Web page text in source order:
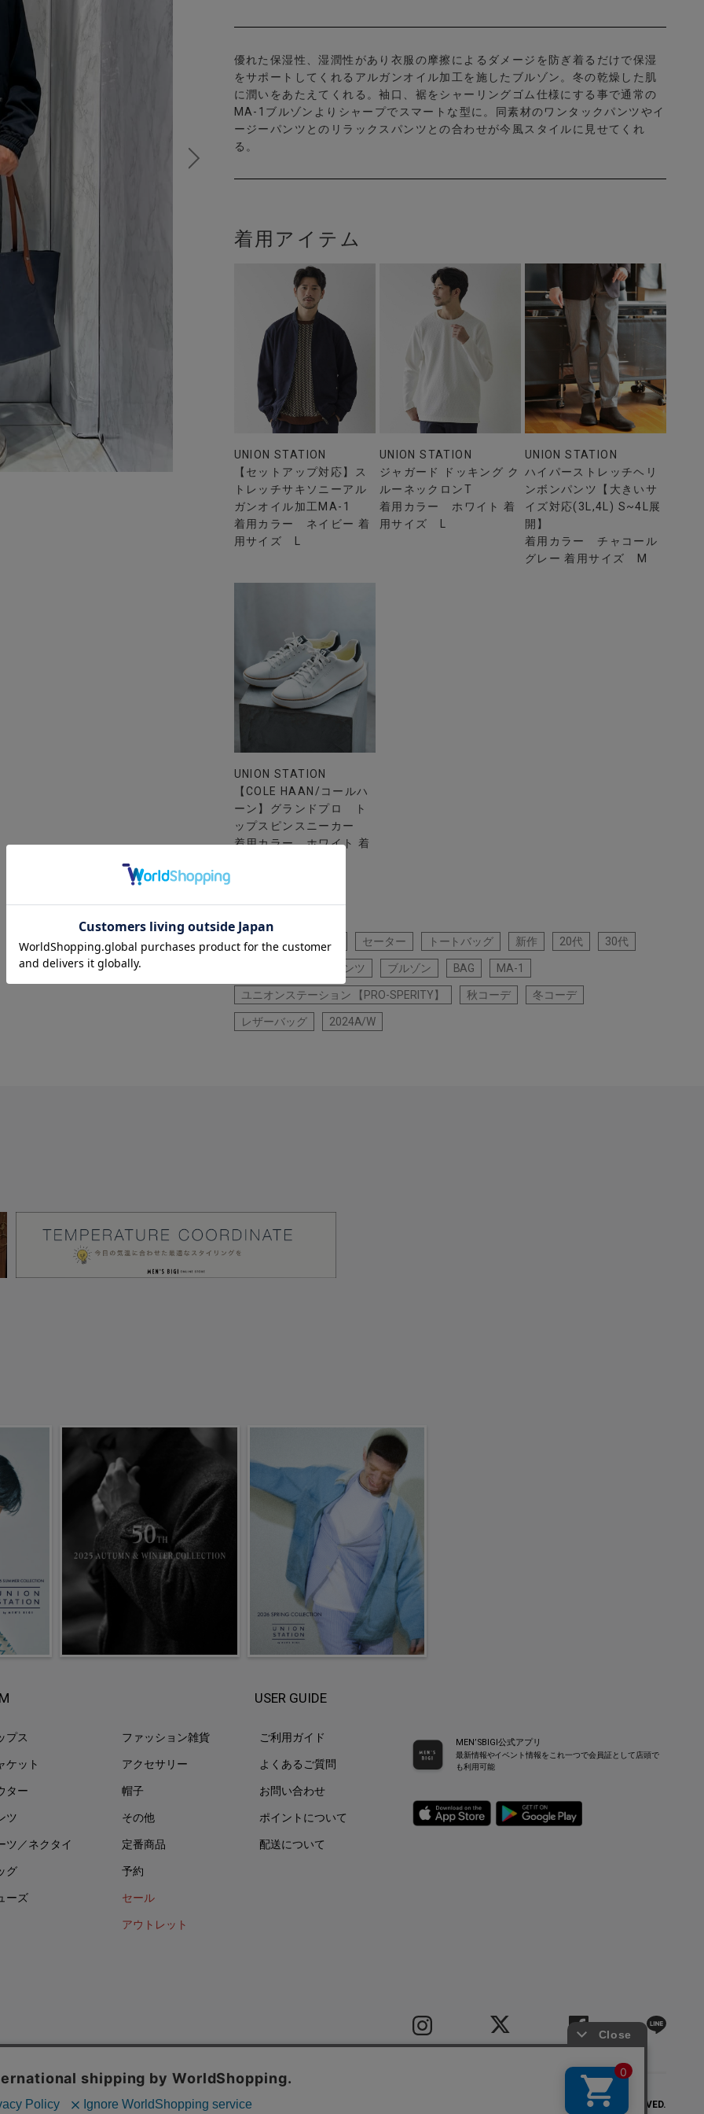
優れた保湿性、湿潤性があり衣服の摩擦によるダメージを防ぎ着るだけで保湿
をサポートしてくれるアルガンオイル加工を施したブルゾン。冬の乾燥した肌
に潤いをあたえてくれる。袖口、裾をシャーリングゴム仕様にする事で通常の
MA-1ブルゾンよりシャープでスマートな型に。同素材のワンタックパンツやイ
ージーパンツとのリラックスパンツとの合わせが今風スタイルに見せてくれ
る。
着用アイテム
UNION STATION
【セットアップ対応】ス
トレッチサキソニーアル
ガンオイル加工MA-1
着用カラー ネイビー 着
用サイズ L
UNION STATION
ジャガード ドッキング ク
ルーネックロンT
着用カラー ホワイト 着
用サイズ L
UNION STATION
ハイパーストレッチヘリ
ンボンパンツ【大きいサ
イズ対応(3L,4L) S~4L展
開】
着用カラー チャコール
グレー 着用サイズ M
UNION STATION
【COLE HAAN/コールハ
ーン】グランドプロ ト
ップスピンスニーカー
着用カラー ホワイト 着
アウター セーター トートバッグ 新作 20代 30代
パンツ ブルゾン BAG MA-1
ユニオンステーション 【PRO-SPERITY】 秋コーデ 冬コーデ
レザーバッグ 2024A/W
プス
ケット
ター
ツ
ツ／ネクタイ
グ
ーズ
ファッション雑貨
アクセサリー
帽子
その他
定番商品
予約
セール
アウトレット
USER GUIDE
ご利用ガイド
よくあるご質問
お問い合わせ
ポイントについて
配送について
MEN’SBIGI公式アプリ
最新情報やイベント情報をこれ一つで会員証として店頭で
も利用可能
シーポリシー COPYRIGHT(C) BIGI CO.,LTD.ALL RIGHTS RESERVED.